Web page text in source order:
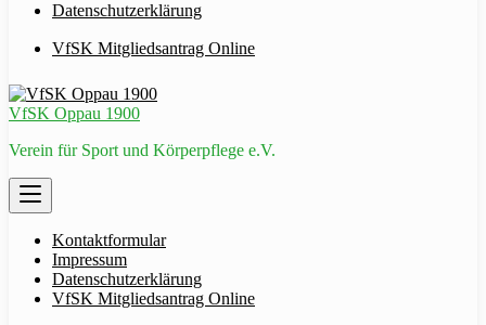
Datenschutzerklärung
VfSK Mitgliedsantrag Online
VfSK Oppau 1900
Verein für Sport und Körperpflege e.V.
Kontaktformular
Impressum
Datenschutzerklärung
VfSK Mitgliedsantrag Online